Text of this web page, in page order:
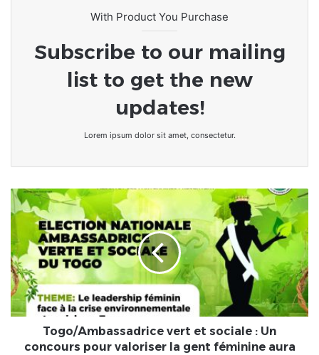
With Product You Purchase
Subscribe to our mailing
list to get the new
updates!
Lorem ipsum dolor sit amet, consectetur.
Togo/Ambassadrice
vert
sociale
:
Un
concours
pour
valoriser
gent
Togo/Ambassadrice vert et sociale : Un
concours pour valoriser la gent féminine aura